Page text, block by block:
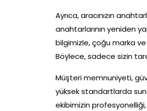
Ayrıca, aracınızın
anahtarlarının yeniden
bilgimizle, çoğu marka
Böylece, sadece sizin
Müşteri memnuniyeti,
yüksek standartlarda
ekibimizin profesyonelliği,